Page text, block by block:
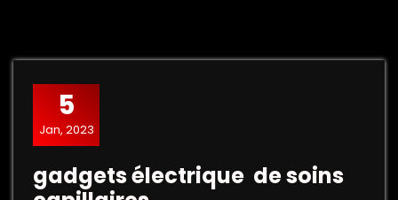
5
Jan, 2023
gadgets électrique de soins